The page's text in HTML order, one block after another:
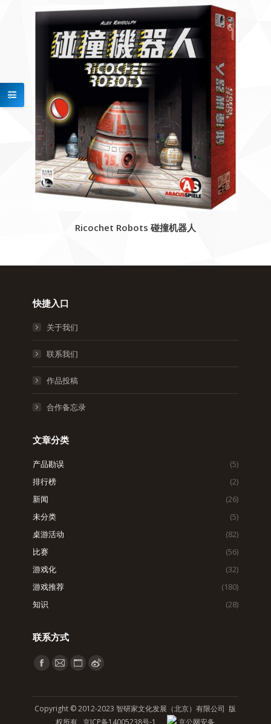
Ricochet Robots 碰撞机器人
快捷入口
关于我们
联系我们
作品投稿
合作备忘录
文章分类
产品勘误
(5)
排行榜
(2)
新闻
(26)
未分类
(5)
桌游活动
(82)
比赛
(56)
游戏化
(32)
游戏推荐
(180)
知识
(28)
联系方式
找到我们：
Facebook
in
Mail
in
WebsiteWeibo
in
Copyright © 2012-2023 智研家文化发展（北京）有限公司 版
权所有京ICP备14005238号-1 京公网安备